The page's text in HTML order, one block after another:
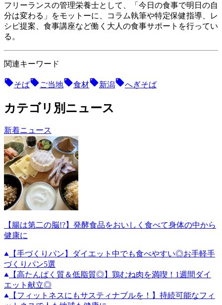
フリーランスの管理栄養士として、「今日の食事で明日の自
分は変わる」をモットーに、コラム執筆や特定保健指導、レ
シピ提案、食事講座など働く大人の食事サポートを行ってい
る。
関連キーワード
そば ご当地 食材 新潟 へぎそば
カテゴリ別ニュース
新着ニュース
【腸は第二の脳!?】発酵食品をおいしく食べて身体の中から
健康に
【手づくりパン】ダイエット中でも食べやすい◎お手軽手
づくりパン5選
【高たんぱく質＆低脂質◎】鶏むね肉を満喫！1週間ダイ
エット献立◎
【フィットネスにもサスティナブルを！】持続可能なフィ